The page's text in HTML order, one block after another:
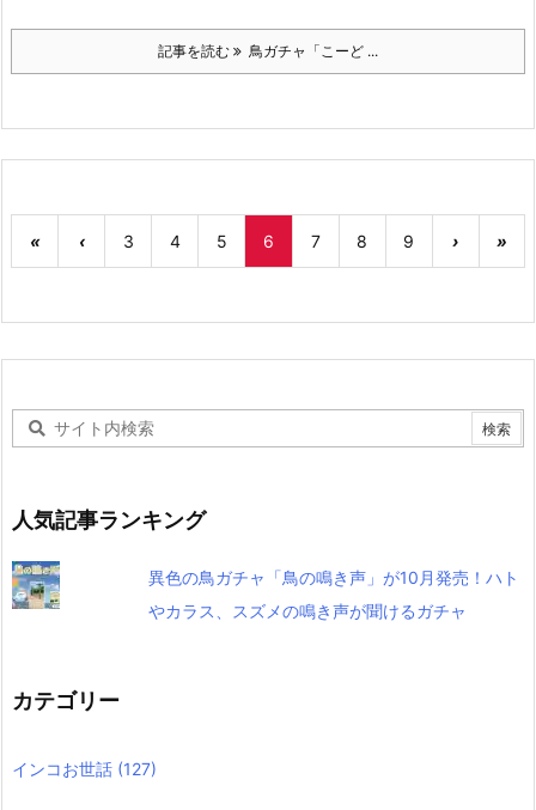
記事を読む 鳥ガチャ「こーど ...
« ‹ 3 4 5 6 7 8 9 › »
人気記事ランキング
異色の鳥ガチャ「鳥の鳴き声」が10月発売！ハト
やカラス、スズメの鳴き声が聞けるガチャ
カテゴリー
インコお世話 (127)